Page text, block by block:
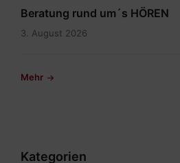
Beratung rund um´s HÖREN
3. August 2026
Mehr
Kategorien